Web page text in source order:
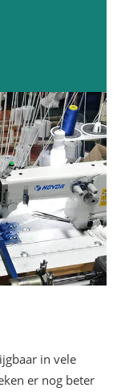
in vele
er nog beter